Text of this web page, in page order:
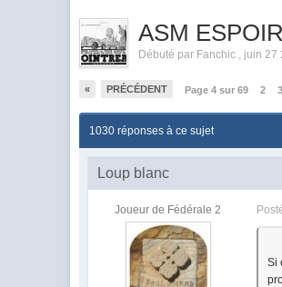
ASM
Débuté par Fanchic , juin 27
« PRÉCÉDENT Page 4 sur 69 2 3
1030 réponses à ce sujet
Loup blanc
Joueur de Fédérale 2
Si